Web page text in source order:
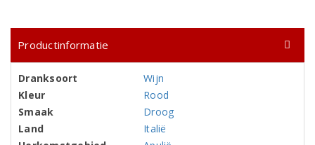
Productinformatie
Dranksoort
Wijn
Kleur
Rood
Smaak
Droog
Land
Italië